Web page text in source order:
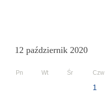
12 październik 2020
Pn Wt Śr Czw
1